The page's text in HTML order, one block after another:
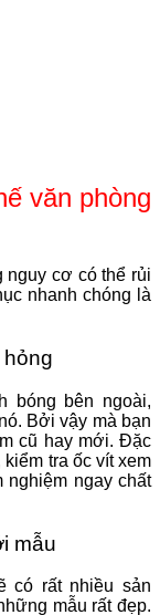
văn phòng
cơ có thể rủi
nhanh chóng là
bóng bên ngoài,
Bởi vậy mà bạn
cũ hay mới. Đặc
tra ốc vít xem
nghiệm ngay chất
mẫu
có rất nhiều sản
mẫu rất đẹp.